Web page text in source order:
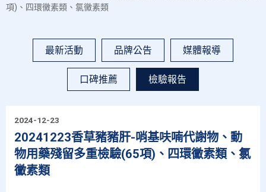
項)、四環黴素類、氯黴素類
最新活動 品牌公告 媒體報導
口碑推薦 檢驗報告
2024-12-23
20241223香草豬豬肝-哨基呋喃代謝物、動
物用藥殘留多重檢驗(65項)、四環黴素類、氯
黴素類